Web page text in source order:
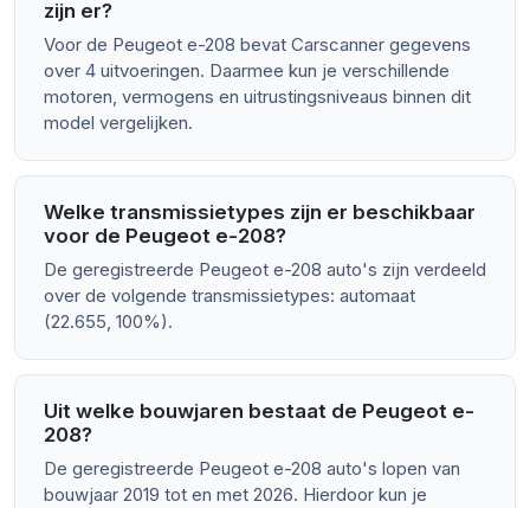
zijn er?
Voor de Peugeot e-208 bevat Carscanner gegevens
over 4 uitvoeringen. Daarmee kun je verschillende
motoren, vermogens en uitrustingsniveaus binnen dit
model vergelijken.
Welke transmissietypes zijn er beschikbaar
voor de Peugeot e-208?
De geregistreerde Peugeot e-208 auto's zijn verdeeld
over de volgende transmissietypes: automaat
(22.655, 100%).
Uit welke bouwjaren bestaat de Peugeot e-
208?
De geregistreerde Peugeot e-208 auto's lopen van
bouwjaar 2019 tot en met 2026. Hierdoor kun je